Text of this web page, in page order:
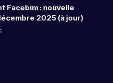
Facebim : nouvelle
2025 (à jour)